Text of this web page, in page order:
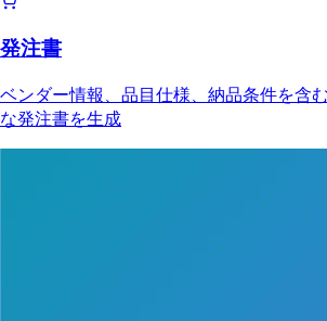
発注書
ベンダー情報、品目仕様、納品条件を含
な発注書を生成